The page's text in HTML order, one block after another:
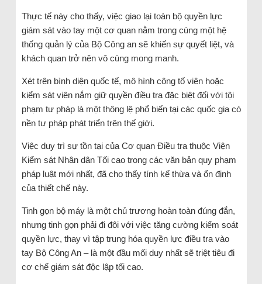
Thực tế này cho thấy, việc giao lại toàn bộ quyền lực
giám sát vào tay một cơ quan nằm trong cùng một hệ
thống quản lý của Bộ Công an sẽ khiến sự quyết liệt, và
khách quan trở nên vô cùng mong manh.
Xét trên bình diện quốc tế, mô hình công tố viên hoặc
kiểm sát viên nắm giữ quyền điều tra đặc biệt đối với tội
phạm tư pháp là một thông lệ phổ biến tại các quốc gia có
nền tư pháp phát triển trên thế giới.
Việc duy trì sự tồn tại của Cơ quan Điều tra thuộc Viện
Kiểm sát Nhân dân Tối cao trong các văn bản quy phạm
pháp luật mới nhất, đã cho thấy tính kế thừa và ổn định
của thiết chế này.
Tinh gọn bộ máy là một chủ trương hoàn toàn đúng đắn,
nhưng tinh gọn phải đi đôi với việc tăng cường kiểm soát
quyền lực, thay vì tập trung hóa quyền lực điều tra vào
tay Bộ Công An – là một đầu mối duy nhất sẽ triệt tiêu đi
cơ chế giám sát độc lập tối cao.